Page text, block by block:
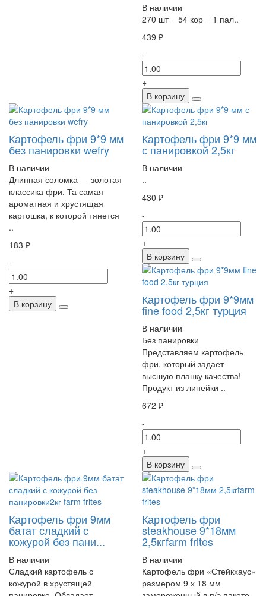
В наличии
270 шт = 54 кор = 1 пал..
439 ₽
-
+
В корзину
Картофель фри 9*9 мм
без панировки wefry
В наличии
Длинная соломка — золотая
классика фри. Та самая
ароматная и хрустящая
картошка, к которой тянется
..
183 ₽
-
+
В корзину
Картофель фри 9*9 мм
с панировкой 2,5кг
В наличии
..
430 ₽
-
+
В корзину
Картофель фри 9*9мм
fine food 2,5кг турция
В наличии
Без панировки
Представляем картофель
фри, который задает
высшую планку качества!
Продукт из линейки ..
672 ₽
-
+
В корзину
Картофель фри 9мм
батат сладкий с
кожурой без пани...
В наличии
Сладкий картофель с
кожурой в хрустящей
Картофель фри
steakhouse 9*18мм
2,5кгfarm frites
В наличии
Картофель фри «Стейкхаус»
размером 9 х 18 мм